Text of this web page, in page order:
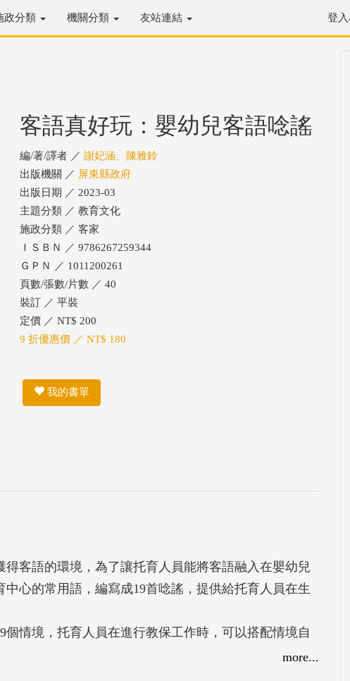
政分類 機關分類 友站連結 登
客語真好玩：嬰幼兒客語唸謠
編/著/譯者 ／ 謝妃涵、陳雅鈴
出版機關 ／ 屏東縣政府
出版日期 ／ 2023-03
主題分類 ／ 教育文化
施政分類 ／ 客家
ＩＳＢＮ ／ 9786267259344
ＧＰＮ ／ 1011200261
頁數/張數/片數 ／ 40
裝訂 ／ 平裝
定價 ／ NT$ 200
9 折優惠價 ／ NT$ 180
我的書單
客語的環境，為了讓托育人員能將客語融入在嬰幼兒
心的常用語，編寫成19首唸謠，提供給托育人員在生
情境，托育人員在進行教保工作時，可以搭配情境自
19首唸謠均搭配輕快的曲子與朗朗上口的詞彙，不論是
more...